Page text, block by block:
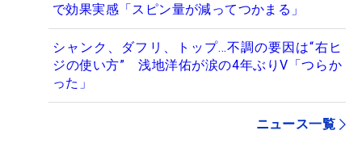
で効果実感「スピン量が減ってつかまる」
シャンク、ダフリ、トップ…不調の要因は“右ヒ
ジの使い方” 浅地洋佑が涙の4年ぶりV「つらか
った」
ニュース一覧